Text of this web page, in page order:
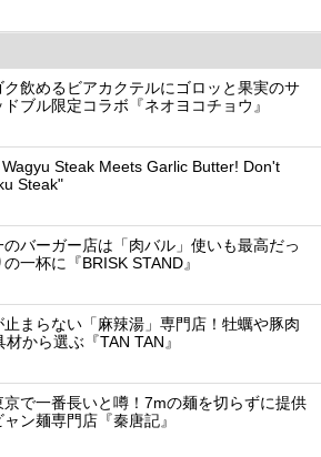
ク飲めるビアカクテルにゴロッと果実のサ
ブル限定コラボ『ネオヨコチョウ』
Wagyu Steak Meets Garlic Butter! Don't
Steak"
バーガー店は「肉バル」使いも最高だっ
一杯に『BRISK STAND』
止まらない「麻辣湯」専門店！牡蠣や豚肉
から選ぶ『TAN TAN』
京で一番長いと噂！7mの麺を切らずに提供
ン麺専門店『秦唐記』